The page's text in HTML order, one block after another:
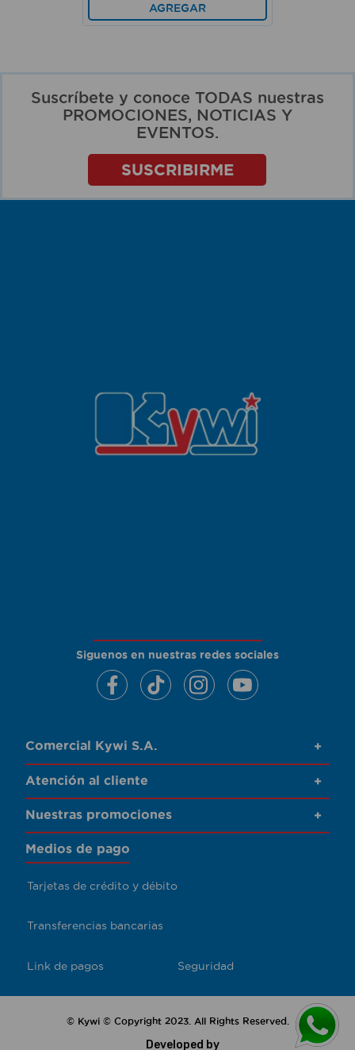
AGREGAR
Suscríbete y conoce TODAS nuestras
PROMOCIONES, NOTICIAS Y
EVENTOS.
SUSCRIBIRME
Siguenos en nuestras redes sociales
Comercial Kywi S.A. +
Atención al cliente +
Nuestras promociones +
Medios de pago
Tarjetas de crédito y débito
Transferencias bancarias
Link de pagos Seguridad
© Kywi © Copyright 2023. All Rights Reserved.